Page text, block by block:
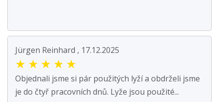
Jürgen Reinhard , 17.12.2025
★ ★ ★ ★ ★
Objednali jsme si pár použitých lyží a obdrželi jsme
je do čtyř pracovních dnů. Lyže jsou použité...